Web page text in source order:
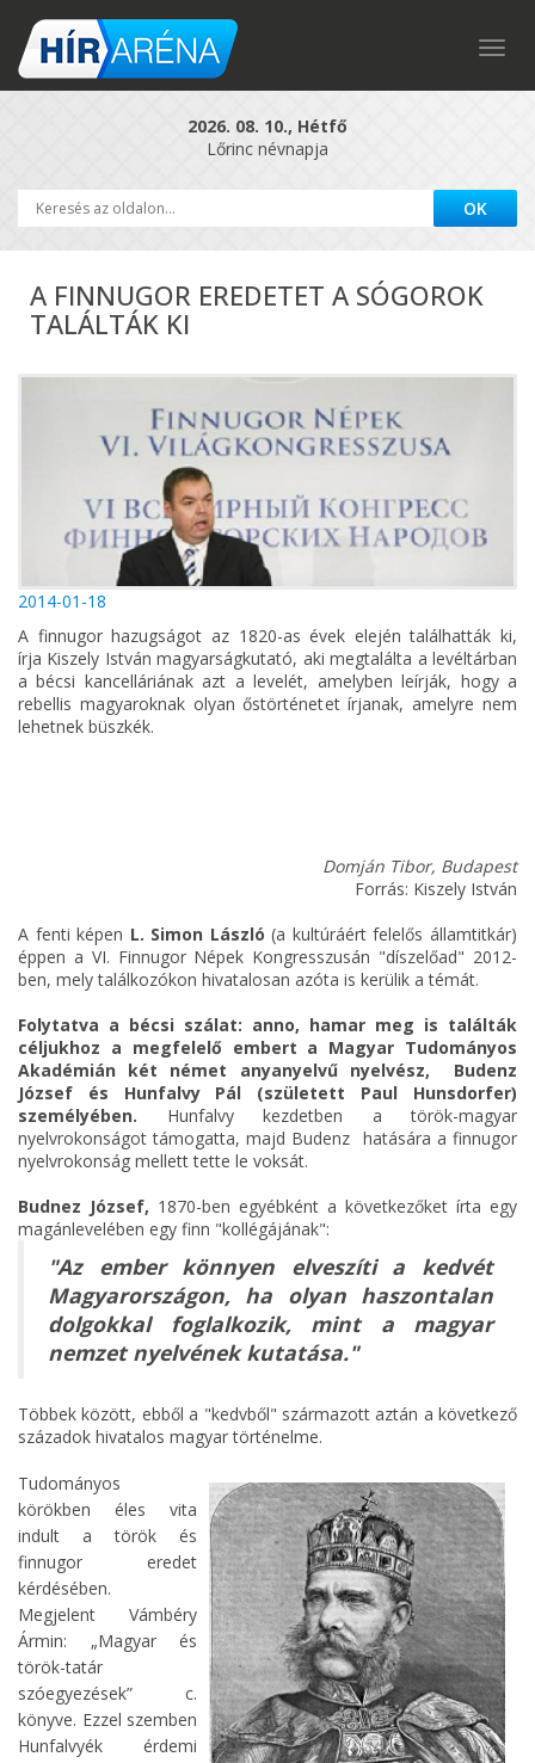
2026. 08. 10., Hétfő
Lőrinc névnapja
A FINNUGOR EREDETET A SÓGOROK
TALÁLTÁK KI
2014-01-18
A finnugor hazugságot az 1820-as évek elején találhatták ki,
írja Kiszely István magyarságkutató, aki megtalálta a levéltárban
a bécsi kancelláriának azt a levelét, amelyben leírják, hogy a
rebellis magyaroknak olyan őstörténetet írjanak, amelyre nem
lehetnek büszkék.
Domján Tibor, Budapest
Forrás: Kiszely István
A fenti képen L. Simon László(a kultúráért felelős államtitkár)
éppen a VI. Finnugor Népek Kongresszusán "díszelőad" 2012-
ben, mely találkozókon hivatalosan azóta is kerülik a témát.
Folytatva a bécsi szálat: anno, hamar meg is találták
céljukhoz a megfelelő embert a Magyar Tudományos
Akadémián két német anyanyelvű nyelvész, Budenz
József és Hunfalvy Pál (született Paul Hunsdorfer)
személyében. Hunfalvy kezdetben a török-magyar
nyelvrokonságot támogatta, majd Budenz hatására a finnugor
nyelvrokonság mellett tette le voksát.
Budnez József, 1870-ben egyébként a következőket írta egy
magánlevelében egy finn "kollégájának":
"Az ember könnyen elveszíti a kedvét
Magyarországon, ha olyan haszontalan
dolgokkal foglalkozik, mint a magyar
nemzet nyelvének kutatása."
Többek között, ebből a "kedvből" származott aztán a következő
századok hivatalos magyar történelme.
Tudományos
körökben éles vita
indult a török és
finnugor eredet
kérdésében.
Megjelent Vámbéry
Ármin: „Magyar és
török-tatár
szóegyezések” c.
könyve. Ezzel szemben
Hunfalvyék érdemi